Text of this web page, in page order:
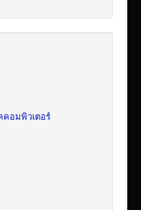
อมพิวเตอร์